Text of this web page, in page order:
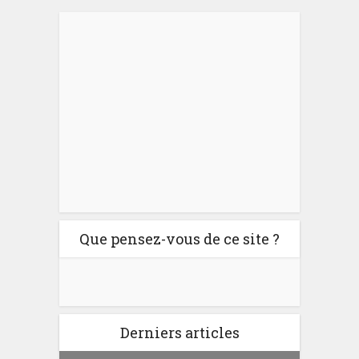
Que pensez-vous de ce site ?
Derniers articles